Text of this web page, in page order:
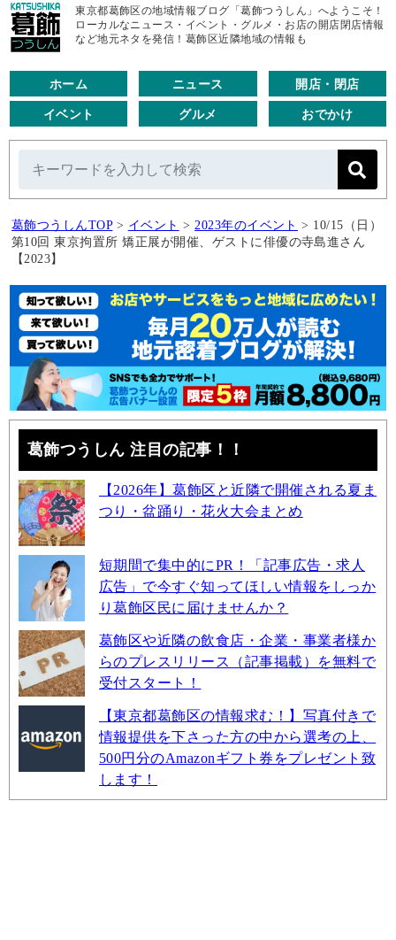
東京都葛飾区の地域情報ブログ「葛飾つうしん」へようこそ！
ローカルなニュース・イベント・グルメ・お店の開店閉店情報
など地元ネタを発信！葛飾区近隣地域の情報も
ホーム ニュース 開店・閉店
イベント グルメ おでかけ
葛飾つうしんTOP > イベント > 2023年のイベント > 10/15（日）
第10回 東京拘置所 矯正展が開催、ゲストに俳優の寺島進さん
【2023】
葛飾つうしん 注目の記事！！
【2026年】葛飾区と近隣で開催される夏ま
つり・盆踊り・花火大会まとめ
短期間で集中的にPR！「記事広告・求人
広告」で今すぐ知ってほしい情報をしっか
り葛飾区民に届けませんか？
葛飾区や近隣の飲食店・企業・事業者様か
らのプレスリリース（記事掲載）を無料で
受付スタート！
【東京都葛飾区の情報求む！】写真付きで
情報提供を下さった方の中から選考の上、
500円分のAmazonギフト券をプレゼント致
します！